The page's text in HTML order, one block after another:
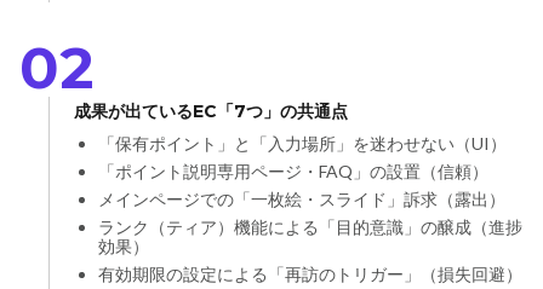
02
成果が出ているEC「7つ」の共通点
「保有ポイント」と「入力場所」を迷わせない（UI）
「ポイント説明専用ページ・FAQ」の設置（信頼）
メインページでの「一枚絵・スライド」訴求（露出）
ランク（ティア）機能による「目的意識」の醸成（進捗
効果）
有効期限の設定による「再訪のトリガー」（損失回避）